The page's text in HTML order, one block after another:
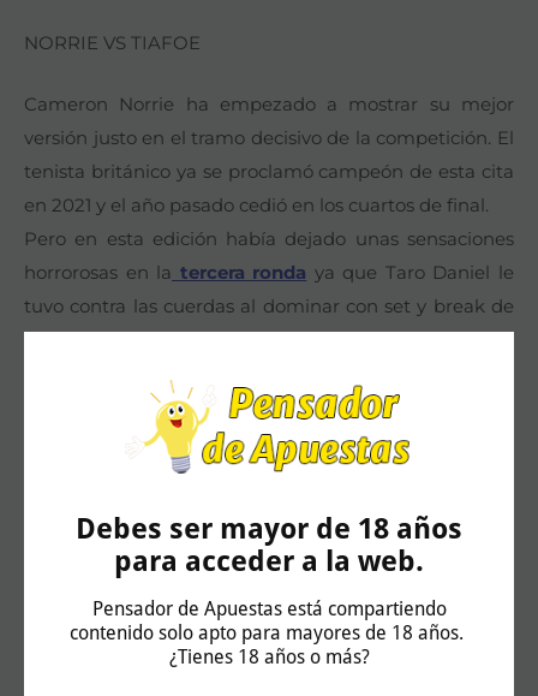
Debes ser mayor de 18 años
para acceder a la web.
Pensador de Apuestas está compartiendo
contenido solo apto para mayores de 18 años.
¿Tienes 18 años o más?
NORRIE VS TIAFOE
Cameron Norrie ha empezado a mostrar su mejor
versión justo en el tramo decisivo de la competición. El
tenista británico ya se proclamó campeón de esta cita
en 2021 y el año pasado cedió en los cuartos de final.
Pero en esta edición había dejado unas sensaciones
horrorosas en la tercera ronda ya que Taro Daniel le
tuvo contra las cuerdas al dominar con set y break de
ventaja. Y más bien fue por demérito del británico que
Pero una vez en los octavos de final Norrie mostró su
mejor versión y no dio opción alguna a un Andrey
Rublev incapaz de plantearle la mínima dificultad.
contra un Frances Tiafoe que hasta la ronda anterior se
estaba mostrando inexpugnable con su servicio y
deleitando con su juego agresivo. Pero en octavos saltó
a la pista muy frío y tuvo que remontar un 3-0 adverso